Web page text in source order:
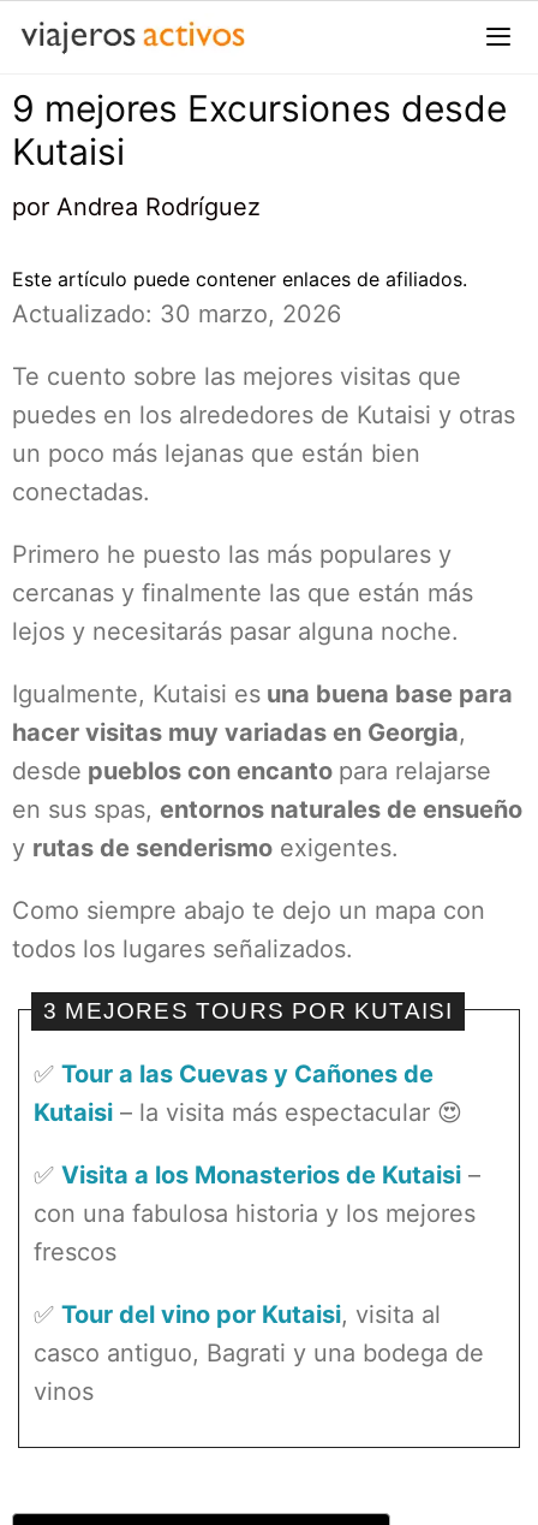
Saltar
contenido
9 mejores Excursiones desde
Kutaisi
por Andrea Rodríguez
Este artículo puede contener enlaces de afiliados.
Actualizado: 30 marzo, 2026
Te cuento sobre las mejores visitas que
puedes en los alrededores de Kutaisi y otras
un poco más lejanas que están bien
conectadas.
Primero he puesto las más populares y
cercanas y finalmente las que están más
lejos y necesitarás pasar alguna noche.
Igualmente, Kutaisi es una buena base para
hacer visitas muy variadas en Georgia,
desde pueblos con encanto para relajarse
en sus spas, entornos naturales de ensueño
y rutas de senderismo exigentes.
Como siempre abajo te dejo un mapa con
todos los lugares señalizados.
3 MEJORES TOURS POR KUTAISI
✅ Tour a las Cuevas y Cañones de
Kutaisi – la visita más espectacular 😍
✅ Visita a los Monasterios de Kutaisi –
con una fabulosa historia y los mejores
frescos
✅ Tour del vino por Kutaisi, visita al
casco antiguo, Bagrati y una bodega de
vinos